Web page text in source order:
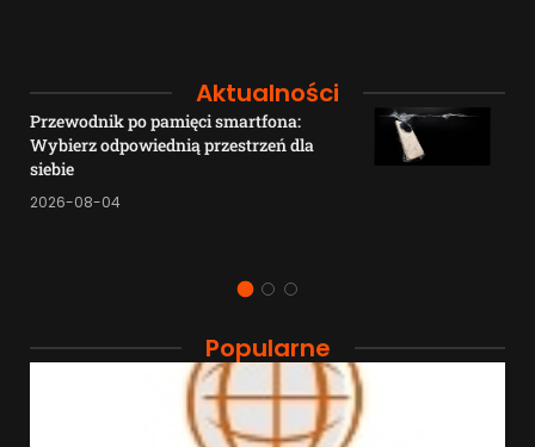
Aktualności
Przewodnik po pamięci smartfona:
Wybierz odpowiednią przestrzeń dla
siebie
2026-08-04
Popularne